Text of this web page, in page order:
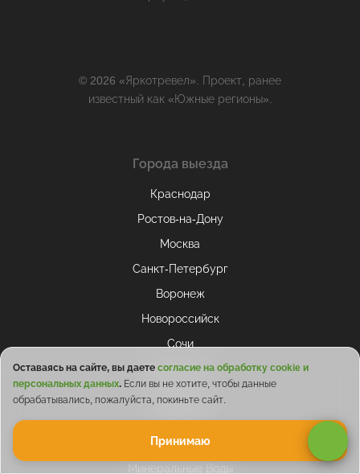
© 2026 «Яркотревел». Проект, ранее
известный как «Южные регионы».
Города выезда
Краснодар
Ростов-на-Дону
Москва
Санкт-Петербург
Воронеж
Новороссийск
Сочи
Владикавказ
Пятигорск
Кисловодск
Минеральные Воды
Оставаясь на сайте, вы даете согласие на обработку cookie и
персональных данных. Если вы не хотите, чтобы данные
обрабатывались, пожалуйста, покиньте сайт.
Принимаю